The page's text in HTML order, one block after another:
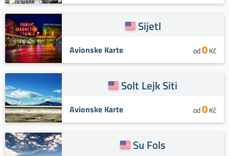
Sijetl
Avionske Karte od0Kč
Solt Lejk Siti
Avionske Karte od0Kč
Su Fols